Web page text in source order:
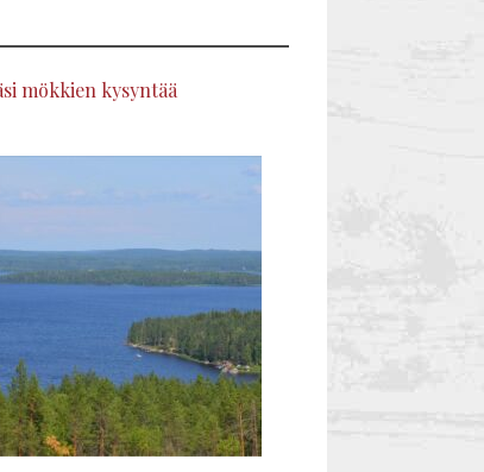
mökkien kysyntää